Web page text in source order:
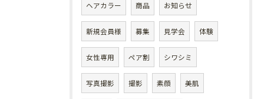
ヘアカラー 商品 お知らせ
新規会員様 募集 見学会 体験
女性専用 ペア割 シワシミ
写真撮影 撮影 素顔 美肌